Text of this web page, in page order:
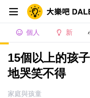
個人 新
15個以上的孩
地哭笑不得
家庭與孩童